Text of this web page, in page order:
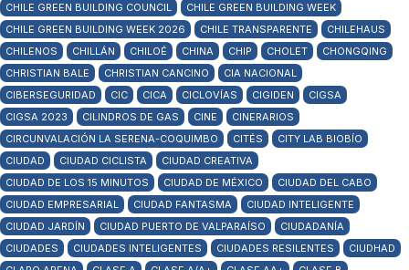
CHILE GREEN BUILDING COUNCIL
CHILE GREEN BUILDING WEEK
CHILE GREEN BUILDING WEEK 2026
CHILE TRANSPARENTE
CHILEHAUS
CHILENOS
CHILLÁN CHILOÉ CHINA CHIP CHOLET
CHONGQING
CHRISTIAN BALE
CHRISTIAN CANCINO
CIA NACIONAL
CIBERSEGURIDAD
CIC CICA CICLOVÍAS CIGIDEN
CIGSA
CIGSA 2023
CILINDROS DE GAS CINE
CINERARIOS
CIRCUNVALACIÓN LA SERENA-COQUIMBO
CITÉS
CITY LAB BIOBÍO
CIUDAD
CIUDAD CICLISTA
CIUDAD CREATIVA
CIUDAD DE LOS 15 MINUTOS
CIUDAD DE MÉXICO
CIUDAD DEL CABO
CIUDAD EMPRESARIAL
CIUDAD FANTASMA
CIUDAD INTELIGENTE
CIUDAD JARDÍN
CIUDAD PUERTO DE VALPARAÍSO
CIUDADANÍA
CIUDADES
CIUDADES INTELIGENTES CIUDADES RESILENTES
CIUDHAD